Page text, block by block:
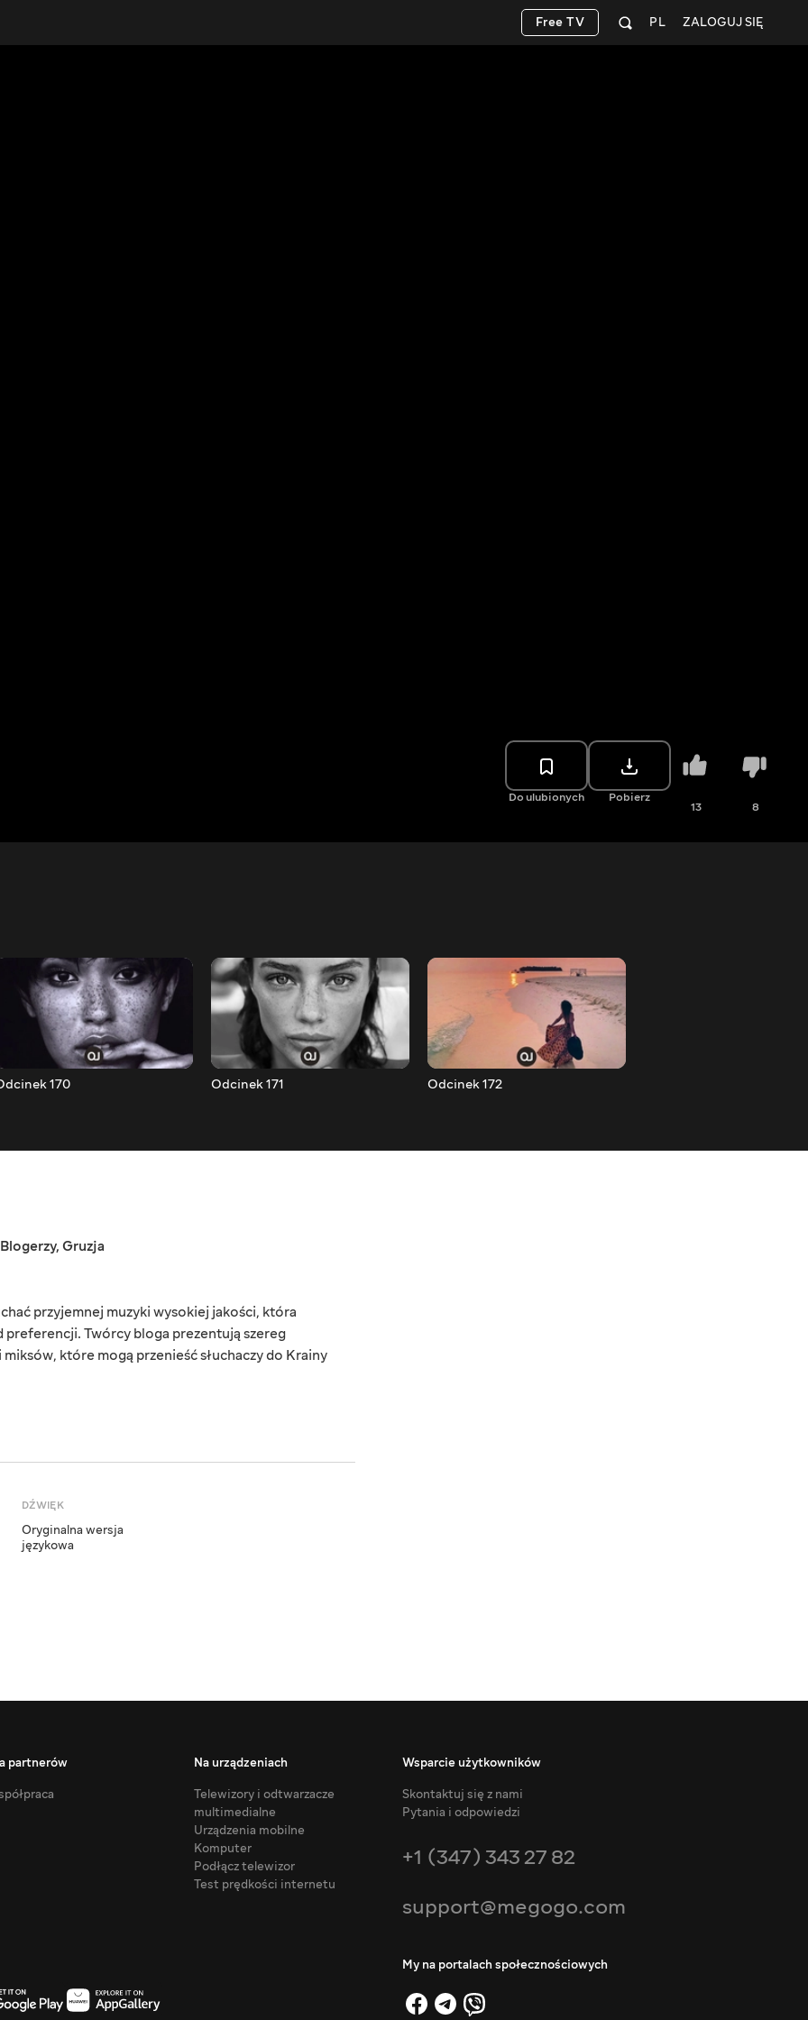
ZALOGUJ SIĘ
PL
Free TV
Do ulubionych Pobierz
13 8
170 Odcinek 171 Odcinek 172
Blogerzy, Gruzja
przyjemnej muzyki wysokiej jakości, która
preferencji. Twórcy bloga prezentują szereg
które mogą przenieść słuchaczy do Krainy
DŹWIĘK
Oryginalna wersja
językowa
partnerów
Na urządzeniach
Telewizory i odtwarzacze
multimedialne
Urządzenia mobilne
Komputer
Podłącz telewizor
Test prędkości internetu
Wsparcie użytkowników
Skontaktuj się z nami
Pytania i odpowiedzi
+1 (347) 343 27 82
support@megogo.com
My na portalach społecznościowych